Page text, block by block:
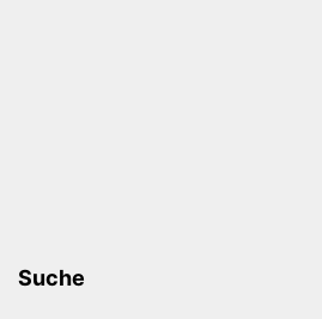
Suche